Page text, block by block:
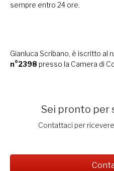
sempre entro 24 ore.
Gianluca Scribano, è iscritto al
n°2398 presso la Camera di
Sei pronto per
Contattaci per